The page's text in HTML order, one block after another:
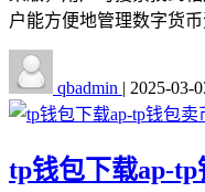
户能方便地管理数字货
qbadmin | 2025-03-
tp钱包下载ap-